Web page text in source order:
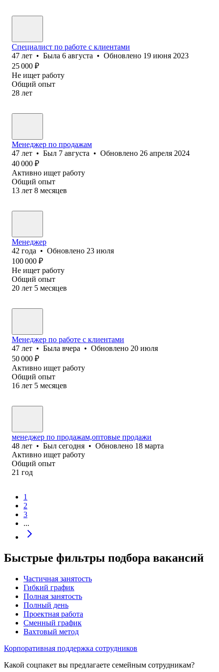
Специалист по работе с клиентами
47 лет • Была 6 августа • Обновлено 19 июня 2023
25 000 ₽
Не ищет работу
Общий опыт
28 лет
Менеджер по продажам
47 лет • Был 7 августа • Обновлено 26 апреля 2024
40 000 ₽
Активно ищет работу
Общий опыт
13 лет 8 месяцев
Менеджер
42 года • Обновлено 23 июля
100 000 ₽
Не ищет работу
Общий опыт
20 лет 5 месяцев
Менеджер по работе с клиентами
47 лет • Была вчера • Обновлено 20 июля
50 000 ₽
Активно ищет работу
Общий опыт
16 лет 5 месяцев
менеджер по продажам,оптовые продажи
48 лет • Был сегодня • Обновлено 18 марта
Активно ищет работу
Общий опыт
21 год
1
2
3
...
Быстрые фильтры подбора вакансий
Частичная занятость
Гибкий график
Полная занятость
Полный день
Проектная работа
Сменный график
Вахтовый метод
Корпоративная поддержка сотрудников
Какой соцпакет вы предлагаете семейным сотрудникам?